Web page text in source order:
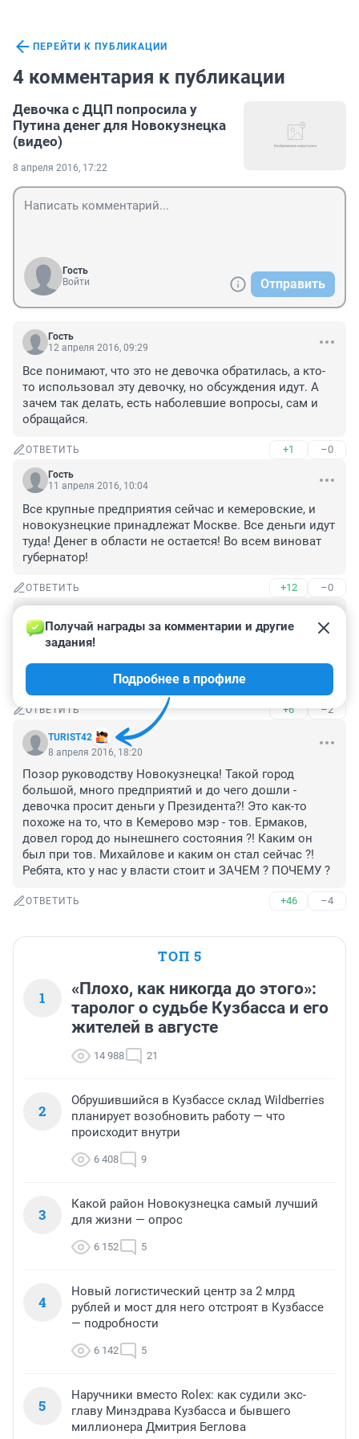
ПЕРЕЙТИ К ПУБЛИКАЦИИ
4 комментария к публикации
Девочка с ДЦП попросила у
Путина денег для Новокузнецка
(видео)
8 апреля 2016, 17:22
Гость
Войти
Отправить
Гость
12 апреля 2016, 09:29
Все понимают, что это не девочка обратилась, а кто-
то использовал эту девочку, но обсуждения идут. А
зачем так делать, есть наболевшие вопросы, сам и
обращайся.
ОТВЕТИТЬ +1 –0
Гость
11 апреля 2016, 10:04
Все крупные предприятия сейчас и кемеровские, и
новокузнецкие принадлежат Москве. Все деньги идут
туда! Денег в области не остается! Во всем виноват
губернатор!
ОТВЕТИТЬ +12 –0
9 апреля 2016, 22:08
Скоро прямая связь с Путином, довайте все у него
попросим денег , а то мы скоро все обнищаем.
Интересно что ей Путин ответит, наверно не чего.
ОТВЕТИТЬ +6 –2
TURIST42
Получай награды за комментарии и другие
задания!
Подробнее в профиле
8 апреля 2016, 18:20
Позор руководству Новокузнецка! Такой город
большой, много предприятий и до чего дошли -
девочка просит деньги у Президента?! Это как-то
похоже на то, что в Кемерово мэр - тов. Ермаков,
довел город до нынешнего состояния ?! Каким он
был при тов. Михайлове и каким он стал сейчас ?!
Ребята, кто у нас у власти стоит и ЗАЧЕМ ? ПОЧЕМУ ?
ОТВЕТИТЬ +46 –4
ТОП 5
1
«Плохо, как никогда до этого»:
таролог о судьбе Кузбасса и его
жителей в августе
14 988 21
2
Обрушившийся в Кузбассе склад Wildberries
планирует возобновить работу — что
происходит внутри
6 408 9
3
Какой район Новокузнецка самый лучший
для жизни — опрос
6 152 5
4
Новый логистический центр за 2 млрд
рублей и мост для него отстроят в Кузбассе
— подробности
6 142 5
5
Наручники вместо Rolex: как судили экс-
главу Минздрава Кузбасса и бывшего
миллионера Дмитрия Беглова